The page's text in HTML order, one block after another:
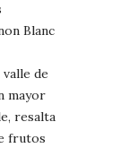
Blanc
de
mayor
resalta
frutos